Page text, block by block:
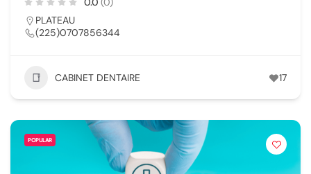
PLATEAU
(225)0707856344
CABINET DENTAIRE 17
POPULAR